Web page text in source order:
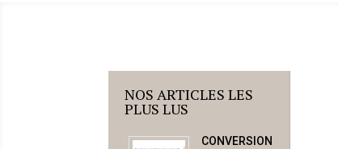
NOS ARTICLES LES
PLUS LUS
CONVERSION